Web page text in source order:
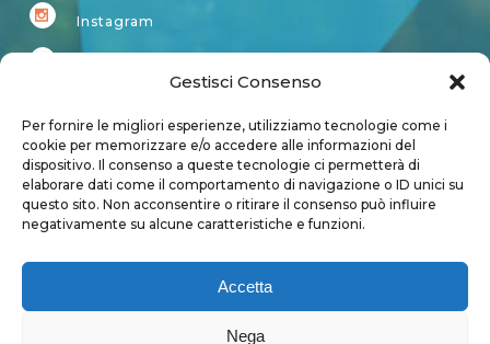
Gestisci Consenso
Per fornire le migliori esperienze, utilizziamo tecnologie come i
cookie per memorizzare e/o accedere alle informazioni del
dispositivo. Il consenso a queste tecnologie ci permetterà di
elaborare dati come il comportamento di navigazione o ID unici su
questo sito. Non acconsentire o ritirare il consenso può influire
negativamente su alcune caratteristiche e funzioni.
Accetta
Nega
Instagram
Account
Login